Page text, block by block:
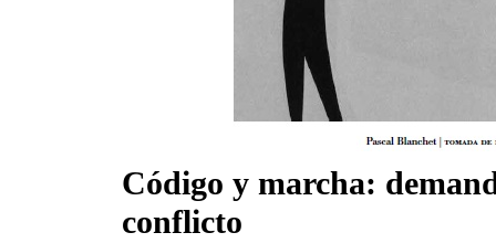
Código y marcha:
conflicto